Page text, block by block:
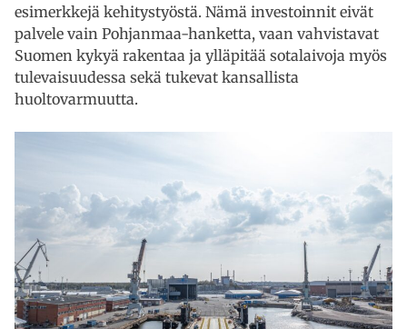
esimerkkejä kehitystyöstä. Nämä investoinnit eivät
palvele vain Pohjanmaa-hanketta, vaan vahvistavat
Suomen kykyä rakentaa ja ylläpitää sotalaivoja myös
tulevaisuudessa sekä tukevat kansallista
huoltovarmuutta.